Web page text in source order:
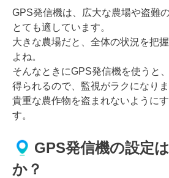
GPS発信機は、広大な農場や盗難
とても適しています。
大きな農場だと、全体の状況を把
よね。
そんなときにGPS発信機を使うと
得られるので、監視がラクになりま
貴重な農作物を盗まれないように
す。
GPS発信機の設定
か？